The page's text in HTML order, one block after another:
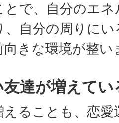
とで、自分のエ
、自分の周りに
きな環境が整い
友達が増えてい
えることも、恋